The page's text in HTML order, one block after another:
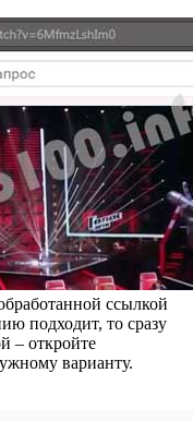
ссылкой
подходит, то сразу
– откройте
варианту.